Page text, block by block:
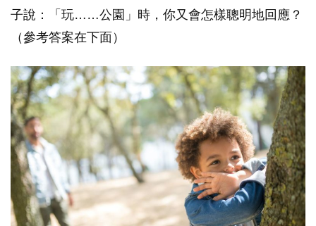
子說：「玩……公園」時，你又會怎樣聰明地回應？
（參考答案在下面）